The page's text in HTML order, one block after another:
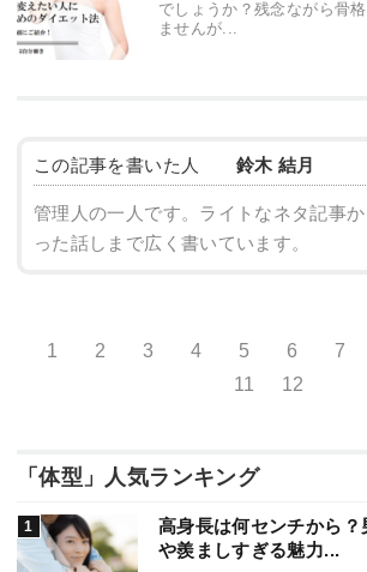
でしょうか？残念ながら骨
ませんが...
この記事を書いた人 鈴木 結月
管理人の一人です。ライトなネタ記事
った話しまで広く書いています。
1 2 3 4 5 6 7
11
12
「体型」人気ランキング
高身長は何センチから？
や羨ましすぎる魅力...